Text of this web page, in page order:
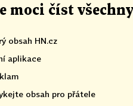
moci číst
obsah HN.cz
aplikace
obsah pro přátele